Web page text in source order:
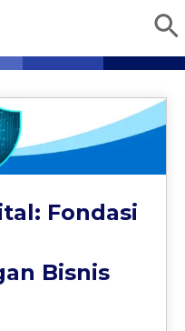
Fondasi
Bisnis